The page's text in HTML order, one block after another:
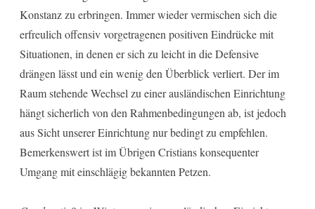
Konstanz zu erbringen. Immer wieder vermischen sich die
erfreulich offensiv vorgetragenen positiven Eindrücke mit
Situationen, in denen er sich zu leicht in die Defensive
drängen lässt und ein wenig den Überblick verliert. Der im
Raum stehende Wechsel zu einer ausländischen Einrichtung
hängt sicherlich von den Rahmenbedingungen ab, ist jedoch
aus Sicht unserer Einrichtung nur bedingt zu empfehlen.
Bemerkenswert ist im Übrigen Cristians konsequenter
Umgang mit einschlägig bekannten Petzen.